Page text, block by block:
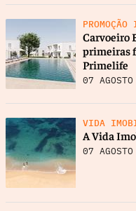
Carvoeiro
primeiras
Primelife
07
VIDA
A Vida
07